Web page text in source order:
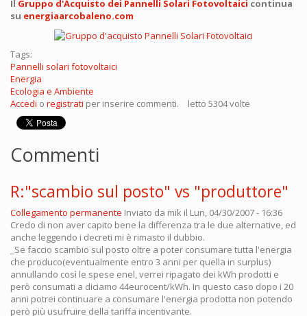
Il Gruppo d'Acquisto dei Pannelli Solari Fotovoltaici continua
su energiaarcobaleno.com
Tags:
Pannelli solari fotovoltaici
Energia
Ecologia e Ambiente
Accedi o registrati per inserire commenti. letto 5304 volte
Commenti
R:"scambio sul posto" vs "produttore"
Collegamento permanente Inviato da mik il Lun, 04/30/2007 - 16:36
Credo di non aver capito bene la differenza tra le due alternative, ed
anche leggendo i decreti mi è rimasto il dubbio.
_Se faccio scambio sul posto oltre a poter consumare tutta l'energia
che produco(eventualmente entro 3 anni per quella in surplus)
annullando così le spese enel, verrei ripagato dei kWh prodotti e
però consumati a diciamo 44eurocent/kWh. In questo caso dopo i 20
anni potrei continuare a consumare l'energia prodotta non potendo
però più usufruire della tariffa incentivante.